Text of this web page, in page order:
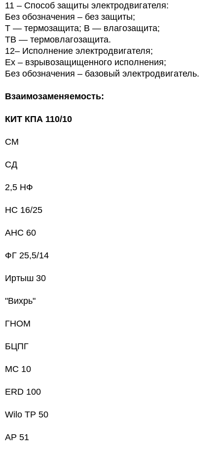
11 – Способ защиты электродвигателя:
Без обозначения – без защиты;
Т — термозащита; В — влагозащита;
ТВ — термовлагозащита.
12– Исполнение электродвигателя;
Ех – взрывозащищенного исполнения;
Без обозначения – базовый электродвигатель.
Взаимозаменяемость:
КИТ КПА 110/10
СМ
СД
2,5 НФ
НС 16/25
АНС 60
ФГ 25,5/14
Иртыш 30
"Вихрь"
ГНОМ
БЦПГ
МС 10
ERD 100
Wilo TP 50
AP 51